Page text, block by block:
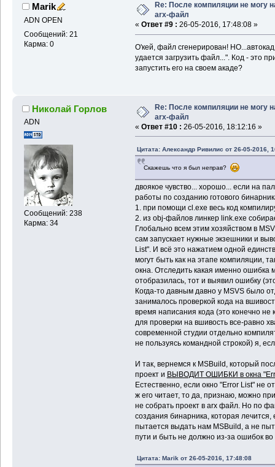
Marik
ADN OPEN
Сообщений: 21
Карма: 0
Re: После компиляции не могу
arx-файл
« Ответ #9 : 26-05-2016, 17:48:08 »
О'кей, файл сгенерирован!
удается загрузить файл...". Код - это
запустить его на своем акаде?
Николай Горлов
ADN
Сообщений: 238
Карма: 34
Re: После компиляции не могу
arx-файл
« Ответ #10 : 26-05-2016, 18:12:16 »
Цитата: Александр Ривилис от 26-05-2016,
Скажешь что я был неправ?
двоякое чувство... хорошо... если на
работы по созданию готового
1. при помощи cl.exe весь код
2. из obj-файлов линкер link.exe
Глобально всем этим хозяйством в
сам запускает нужные экзешники и
List". И всё это нажатием одной
могут быть как на этапе компиляции,
окна. Отследить какая именно ошибка
отобразилась, тот и выявил ошибку
Когда-то давным давно у MSVS было
занималось проверкой кода на
время написания кода (это конечно не
для проверки на вшивость все-равно
современной студии отдельно
не пользуясь командной строкой) я,
И так, вернемся к MSBuild, который
проект и ВЫВОДИТ ОШИБКИ в окна
Естественно, если окно "Error List" не
ж его читает, то да, признаю, можно
не собрать проект в arx файл. Но по
создания бинарника, которая
пытается выдать нам MSBuild, а не
пути и быть не должно из-за ошибок
Цитата: Marik от 26-05-2016, 17:48:08